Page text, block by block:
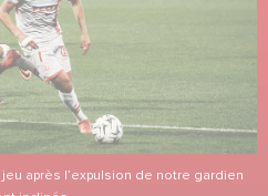
après l’expulsion de notre gardien